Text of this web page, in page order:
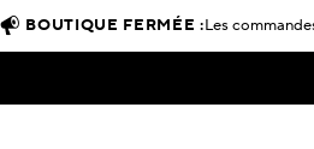
BOUTIQUE FERMÉE :Les